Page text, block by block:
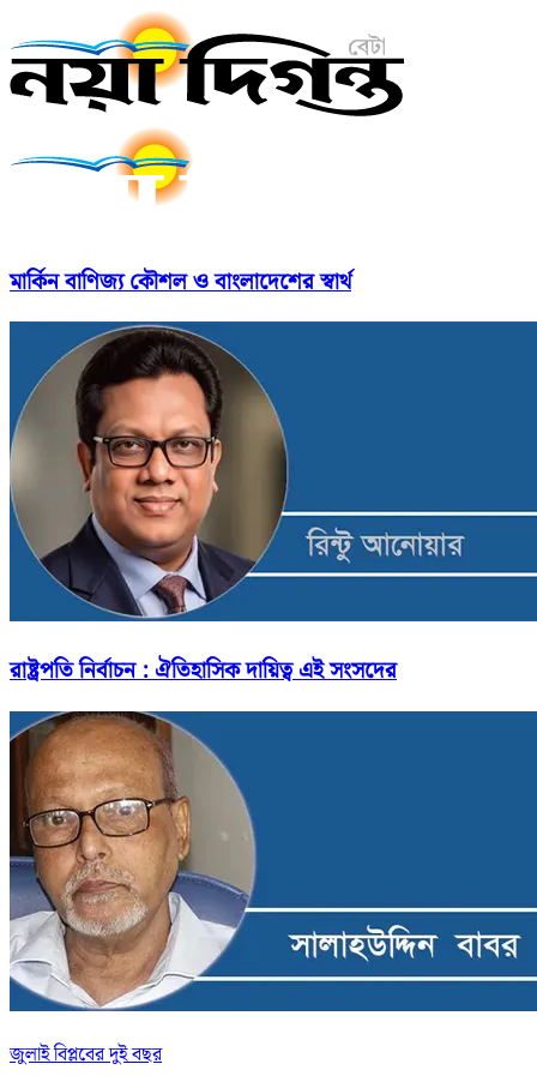
মার্কিন বাণিজ্য কৌশল ও বাংলাদেশের স্বার্থ
রাষ্ট্রপতি নির্বাচন : ঐতিহাসিক দায়িত্ব এই সংসদের
জুলাই বিপ্লবের দুই বছর